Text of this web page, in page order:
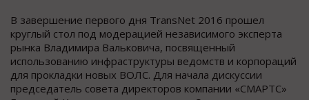
В завершение первого дня TransNet 2016 прошел
круглый стол под модерацией независимого эксперта
рынка Владимира Вальковича, посвященный
использованию инфраструктуры ведомств и корпораций
для прокладки новых ВОЛС. Для начала дискуссии
председатель совета директоров компании «СМАРТС»